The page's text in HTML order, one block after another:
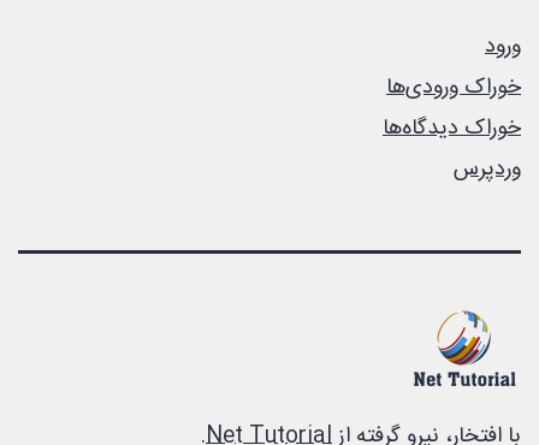
ورود
خوراک ورودی‌ها
خوراک دیدگاه‌ها
وردپرس
با افتخار، نیرو گرفته از Net Tutorial
.